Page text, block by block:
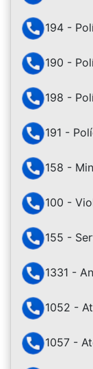
194 -
190 -
198 -
191 -
158 -
100 -
155 -
1331 -
1052 -
1057 -